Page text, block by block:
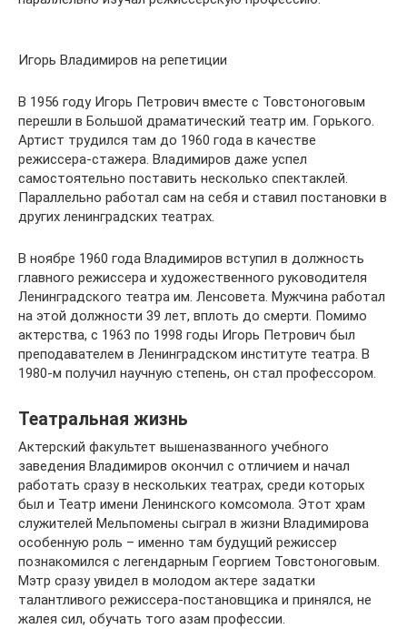
Игорь Владимиров на репетиции
В 1956 году Игорь Петрович вместе с Товстоноговым
перешли в Большой драматический театр им. Горького.
Артист трудился там до 1960 года в качестве
режиссера-стажера. Владимиров даже успел
самостоятельно поставить несколько спектаклей.
Параллельно работал сам на себя и ставил постановки в
других ленинградских театрах.
В ноябре 1960 года Владимиров вступил в должность
главного режиссера и художественного руководителя
Ленинградского театра им. Ленсовета. Мужчина работал
на этой должности 39 лет, вплоть до смерти. Помимо
актерства, с 1963 по 1998 годы Игорь Петрович был
преподавателем в Ленинградском институте театра. В
1980-м получил научную степень, он стал профессором.
Театральная жизнь
Актерский факультет вышеназванного учебного
заведения Владимиров окончил с отличием и начал
работать сразу в нескольких театрах, среди которых
был и Театр имени Ленинского комсомола. Этот храм
служителей Мельпомены сыграл в жизни Владимирова
особенную роль – именно там будущий режиссер
познакомился с легендарным Георгием Товстоноговым.
Мэтр сразу увидел в молодом актере задатки
талантливого режиссера-постановщика и принялся, не
жалея сил, обучать того азам профессии.